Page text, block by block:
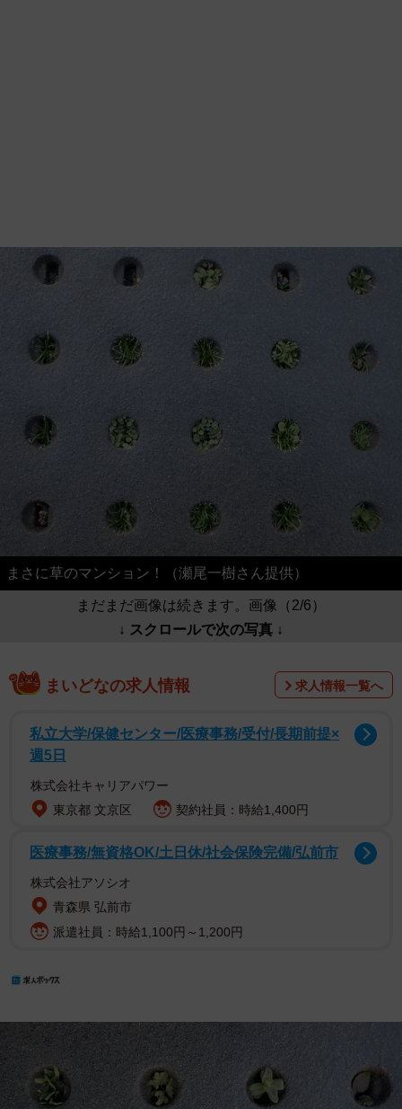
まさに草のマンション！（瀬尾一樹さん提供）
まだまだ画像は続きます。画像（2/6）
↓ スクロールで次の写真 ↓
まいどなの求人情報 求人情報一覧へ
私立大学/保健センター/医療事務/受付/長期前提×
週5日
株式会社キャリアパワー
東京都 文京区
契約社員：時給1,400円
医療事務/無資格OK/土日休/社会保険完備/弘前市
株式会社アソシオ
青森県 弘前市
派遣社員：時給1,100円～1,200円